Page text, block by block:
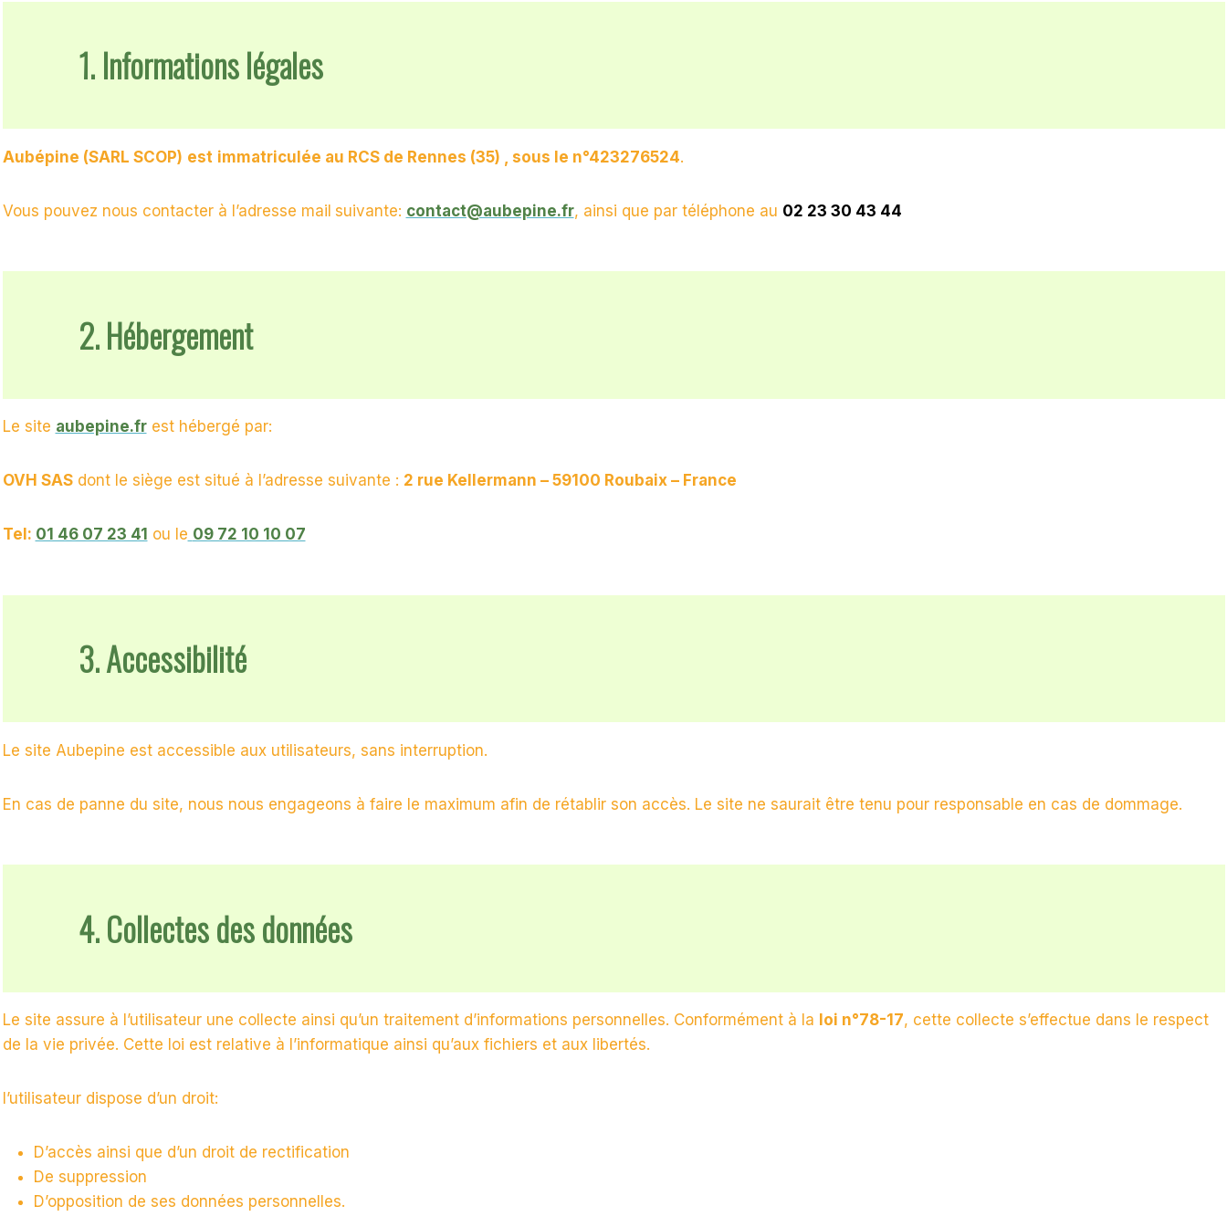
1.Informations légales
Aubépine (SARL SCOP) est immatriculée au RCS de Rennes (35) , sous le n°423276524.
Vous pouvez nous contacter à l’adresse mail suivante: contact@aubepine.fr, ainsi que par téléphone au 02 23 30 43 44
2.Hébergement
Le site aubepine.frest hébergé par:
OVH SASdont le siège est situé à l’adresse suivante : 2 rue Kellermann – 59100 Roubaix – France
Tel: 01 46 07 23 41 ou le 09 72 10 10 07
3.Accessibilité
Le site Aubepine est accessible aux utilisateurs, sans interruption.
En cas de panne du site, nous nous engageons à faire le maximum afin de rétablir son accès. Le site ne saurait être tenu pour responsable en cas de dommage.
4. Collectes des données
Le site assure à l’utilisateur une collecte ainsi qu’un traitement d’informations personnelles. Conformément à la loi n°78-17, cette collecte s’effectue dans le respect
de la vie privée. Cette loi est relative à l’informatique ainsi qu’aux fichiers et aux libertés.
l’utilisateur dispose d’un droit:
D’accès ainsi que d’un droit de rectification
De suppression
D’opposition de ses données personnelles.